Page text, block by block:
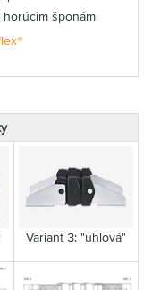
horúcim šponám
Variant 3: "uhlová"